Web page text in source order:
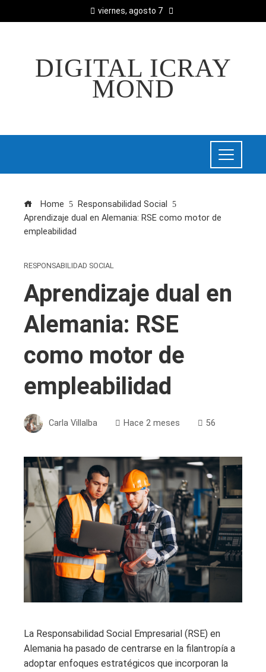
viernes, agosto 7
DIGITAL ICRAY
MOND
Home
Responsabilidad Social
Aprendizaje dual en Alemania: RSE como motor de
empleabilidad
RESPONSABILIDAD SOCIAL
Aprendizaje dual en
Alemania: RSE
como motor de
empleabilidad
Carla Villalba Hace 2 meses 56
La Responsabilidad Social Empresarial (RSE) en
Alemania ha pasado de centrarse en la filantropía a
adoptar enfoques estratégicos que incorporan la